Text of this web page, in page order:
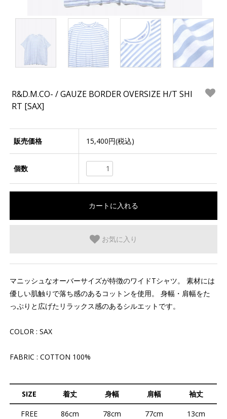
R&D.M.CO- / GAUZE BORDER OVERSIZE H/T SHI
RT [SAX]
販売価格 15,400円(税込)
個数
お気に入り
マニッシュなオーバーサイズが特徴のワイドTシャツ。 素材には
優しい肌触りで落ち感のあるコットンを使用。 身幅・肩幅をた
っぷりと広げたリラックス感のあるシルエットです。
COLOR : SAX
FABRIC : COTTON 100%
SIZE 着丈 身幅 肩幅 袖丈
FREE 86cm 78cm 77cm 13cm